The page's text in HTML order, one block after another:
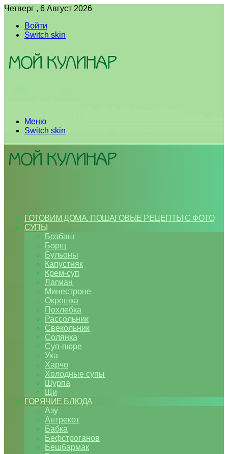
Четверг , 6 Август 2026
Войти
Switch skin
Меню
Switch skin
ГОТОВИМ ДОМА. ПОШАГОВЫЕ РЕЦЕПТЫ С ФОТО
СУПЫ
Бозбаш
Борщ
Бульоны
Капустняк
Крем-суп
Лагман
Минестроне
Окрошка
Похлебка
Рассольник
Свекольник
Солянка
Суп-пюре
Уха
Харчо
Холодные супы
Шурпа
Щи
ГОРЯЧИЕ БЛЮДА
Азу
Антрекот
Бабка
Бефстроганов
Бешбармак